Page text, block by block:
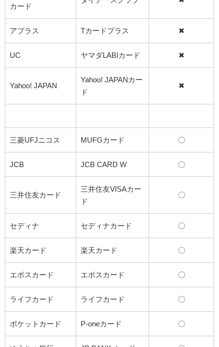
カード
アプラス Tカードプラス ✖
UC ヤマダLABIカード ✖
Yahoo! JAPAN
Yahoo! JAPANカー
ド
✖
三菱UFJニコス MUFGカード 〇
JCB JCB CARD W 〇
三井住友カード
三井住友VISAカー
ド
〇
セディナ セディナカード 〇
楽天カード 楽天カード 〇
エポスカード エポスカード 〇
ライフカード ライフカード 〇
ポケットカード P-oneカード 〇